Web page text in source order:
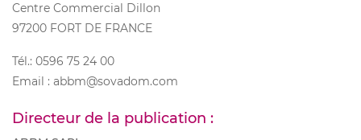
Centre Commercial Dillon
97200 FORT DE FRANCE
Tél.: 0596 75 24 00
Email : abbm@sovadom.com
Directeur de la publication :